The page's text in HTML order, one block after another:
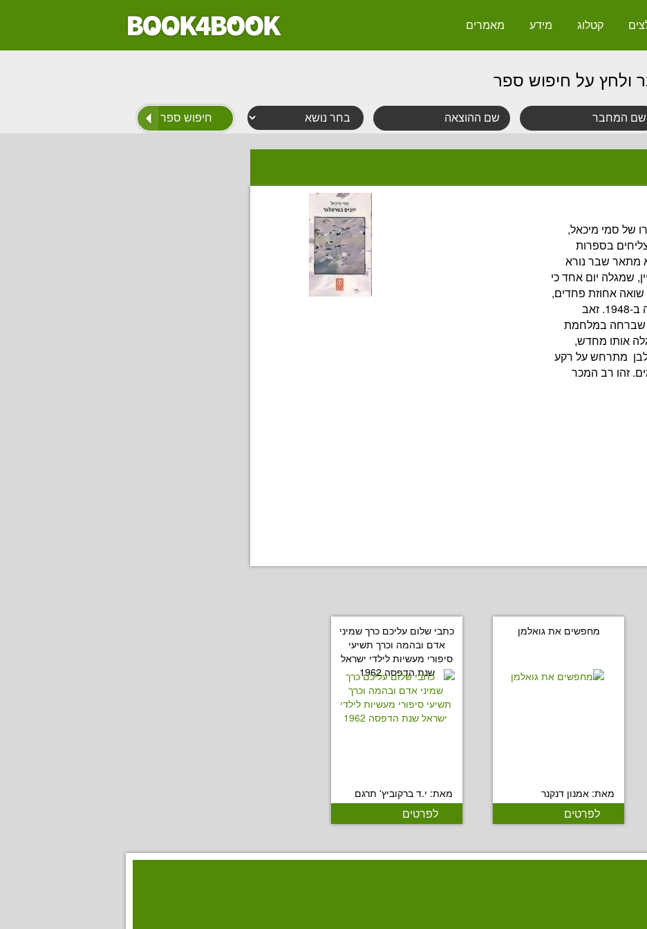
קטלוג מידע מאמרים
ולחץ על חיפוש ספר
של סמי מיכאל,
בספרות
מתאר שבר נורא
שמגלה יום אחד כי
שואה אחוזת פחדים,
הוא שותף גם לנכבה שהתרחשה ב-1948. זאב
שברחה במלחמת
אותו מחדש,
מתרחש על רקע
זהו רב המכר
מחפשים את גואלמן
מאת: אמנון דנקנר
לפרטים
כתבי שלום עליכם כרך שמיני
אדם ובהמה וכרך תשיעי
סיפורי מעשיות לילדי ישראל
שנת הדפסה 1962
מאת: י.ד ברקוביץ' תרגם
לפרטים